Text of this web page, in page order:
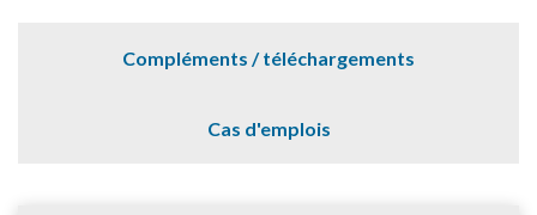
Compléments / téléchargements
Cas d'emplois